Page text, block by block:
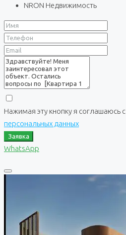
NRON Недвижимость
Нажимая эту кнопку я соглашаюсь с
персональных данных
Заявка
WhatsApp